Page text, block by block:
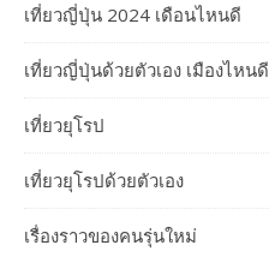
เที่ยวญี่ปุ่น 2024 เดือนไหนดี
เที่ยวญี่ปุ่นด้วยตัวเอง เมืองไหนดี
เที่ยวยุโรป
เที่ยวยุโรปด้วยตัวเอง
เรื่องราวของคนรุ่นใหม่